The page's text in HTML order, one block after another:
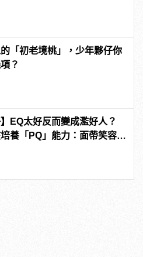
「初老境桃」，少年夥仔你
？
】EQ太好反而變成濫好人？
養「PQ」能力：面帶笑容，